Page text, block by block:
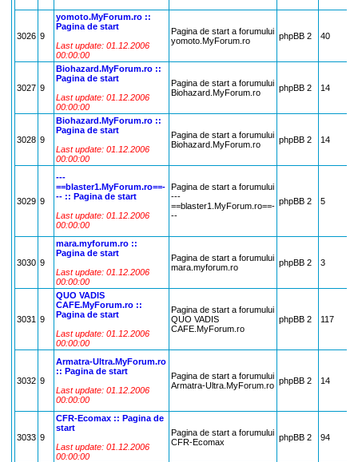
3026 9
yomoto.MyForum.ro ::
Pagina de start
Last update: 01.12.2006
00:00:00
Pagina de start a forumului
yomoto.MyForum.ro
phpBB 2 40
3027 9
Biohazard.MyForum.ro ::
Pagina de start
Last update: 01.12.2006
00:00:00
Pagina de start a forumului
Biohazard.MyForum.ro
phpBB 2 14
3028 9
Biohazard.MyForum.ro ::
Pagina de start
Last update: 01.12.2006
00:00:00
Pagina de start a forumului
Biohazard.MyForum.ro
phpBB 2 14
3029 9
---
==blaster1.MyForum.ro==-
-- :: Pagina de start
Last update: 01.12.2006
00:00:00
Pagina de start a forumului
---
==blaster1.MyForum.ro==-
--
phpBB 2 5
3030 9
mara.myforum.ro ::
Pagina de start
Last update: 01.12.2006
00:00:00
Pagina de start a forumului
mara.myforum.ro
phpBB 2 3
3031 9
QUO VADIS
CAFE.MyForum.ro ::
Pagina de start
Last update: 01.12.2006
00:00:00
Pagina de start a forumului
QUO VADIS
CAFE.MyForum.ro
phpBB 2 117
3032 9
Armatra-Ultra.MyForum.ro
:: Pagina de start
Last update: 01.12.2006
00:00:00
Pagina de start a forumului
Armatra-Ultra.MyForum.ro phpBB 2 14
3033 9
CFR-Ecomax :: Pagina de
start
Last update: 01.12.2006
00:00:00
Pagina de start a forumului
CFR-Ecomax
phpBB 2 94